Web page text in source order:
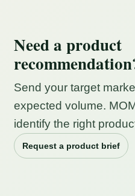
Need a product
Send your target
expected volume.
identify the right
Request a product brief